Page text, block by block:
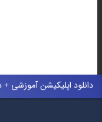
دانلود اپلیکیشن آموزشی